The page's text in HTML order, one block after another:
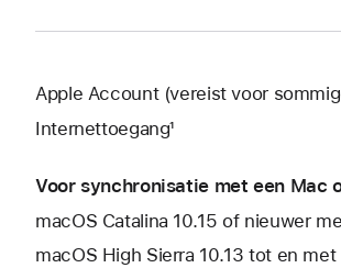
Apple Account (vereist voor
Internettoegang¹
Voor synchronisatie met een Mac
macOS Catalina 10.15 of nieuwer
macOS High Sierra 10.13 tot en